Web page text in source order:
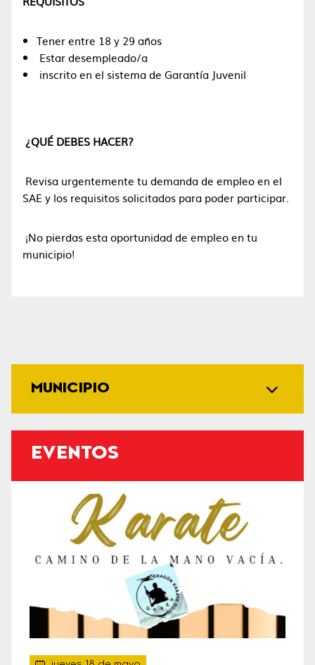
MUNICIPIO
EVENTOS
Tener entre 18 y 29 años
Estar desempleado/a
inscrito en el sistema de Garantía Juvenil
¿QUÉ DEBES HACER?
Revisa urgentemente tu demanda de empleo en el
SAE y los requisitos solicitados para poder participar.
¡No pierdas esta oportunidad de empleo en tu
municipio!